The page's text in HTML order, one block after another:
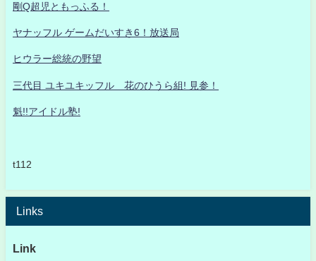
剛Q超児ともっふる！
ヤナッフル ゲームだいすき6！放送局
ヒウラー総統の野望
三代目 ユキユキッフル 花のひうら組! 見参！
魁!!アイドル塾!
t112
Links
Link